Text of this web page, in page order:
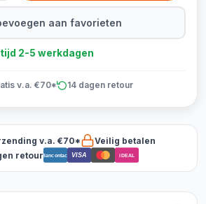
aan favorieten
2-5 werkdagen
v.a. €70* 14 dagen retour
v.a. €70*
Veilig betalen
retourBancontact VISA iDEAL